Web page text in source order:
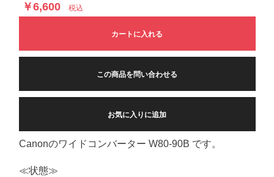
￥6,600 税込
カートに入れる
この商品を問い合わせる
お気に入りに追加
Canonのワイドコンバーター W80-90B です。
≪状態≫